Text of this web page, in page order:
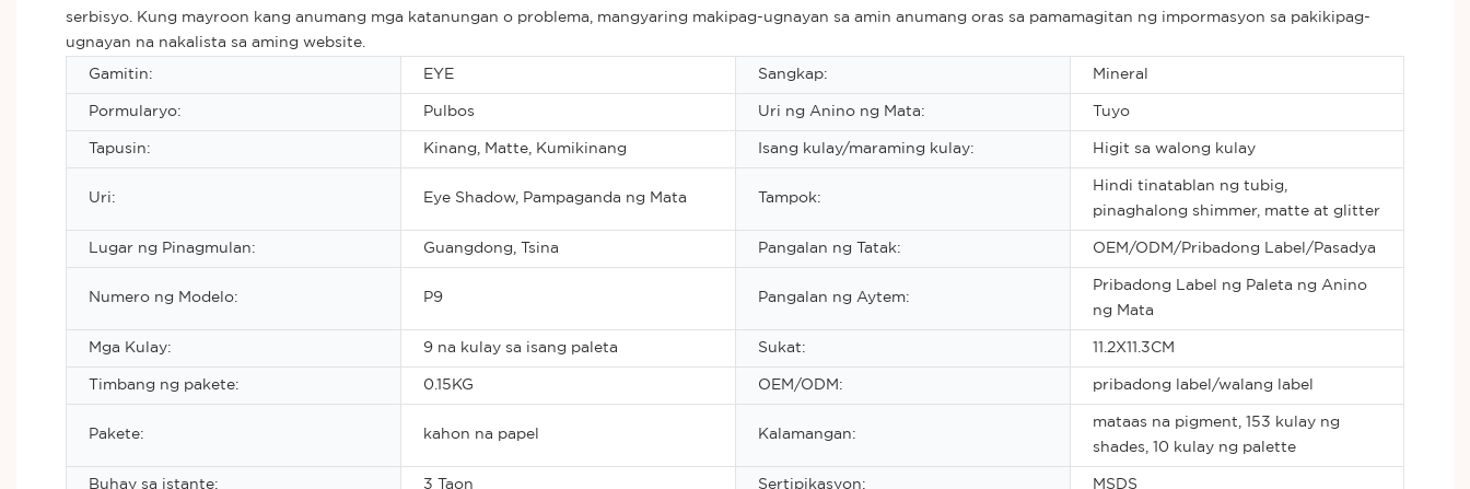
serbisyo. Kung mayroon kang anumang mga katanungan o problema, mangyaring makipag-ugnayan sa amin anumang oras sa pamamagitan ng impormasyon sa pakikipag-
ugnayan na nakalista sa aming website.
Gamitin: EYE Sangkap: Mineral
Pormularyo: Pulbos Uri ng Anino ng Mata: Tuyo
Tapusin: Kinang, Matte, Kumikinang Isang kulay/maraming kulay: Higit sa walong kulay
Uri: Eye Shadow, Pampaganda ng Mata Tampok:
Hindi tinatablan ng tubig,
pinaghalong shimmer, matte at glitter
Lugar ng Pinagmulan: Guangdong, Tsina Pangalan ng Tatak: OEM/ODM/Pribadong Label/Pasadya
Numero ng Modelo: P9 Pangalan ng Aytem:
Pribadong Label ng Paleta ng Anino
ng Mata
Mga Kulay: 9 na kulay sa isang paleta Sukat: 11.2X11.3CM
Timbang ng pakete: 0.15KG OEM/ODM: pribadong label/walang label
Pakete: kahon na papel Kalamangan:
mataas na pigment, 153 kulay ng
shades, 10 kulay ng palette
Buhay sa istante: 3 Taon Sertipikasyon: MSDS